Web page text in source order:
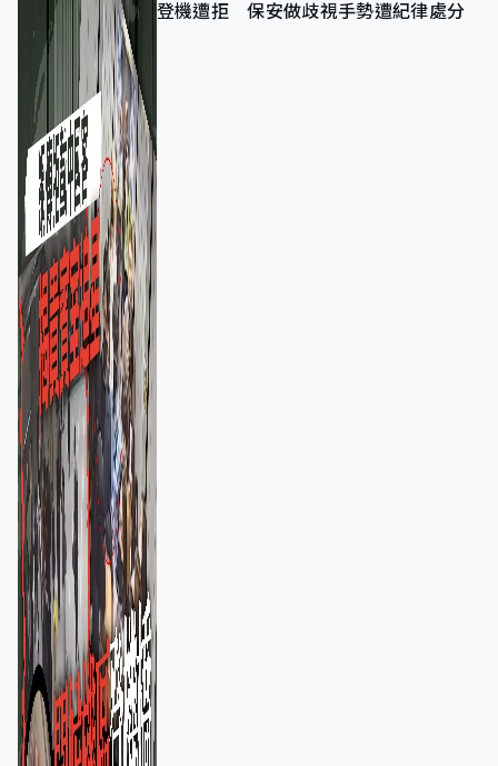
登機遭拒 保安做歧視手勢遭紀律處分